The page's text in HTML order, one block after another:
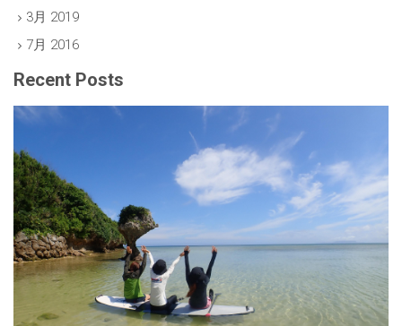
3月 2019
7月 2016
Recent Posts